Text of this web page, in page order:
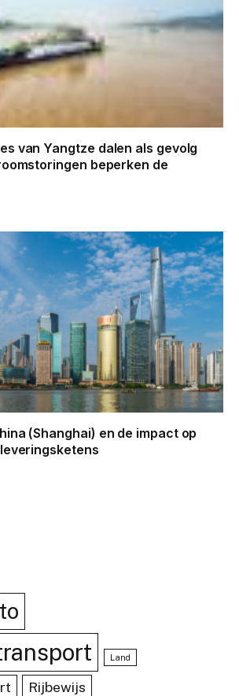
van Yangtze dalen als gevolg
beperken de
(Shanghai) en de impact op
Land
Rijbewijs